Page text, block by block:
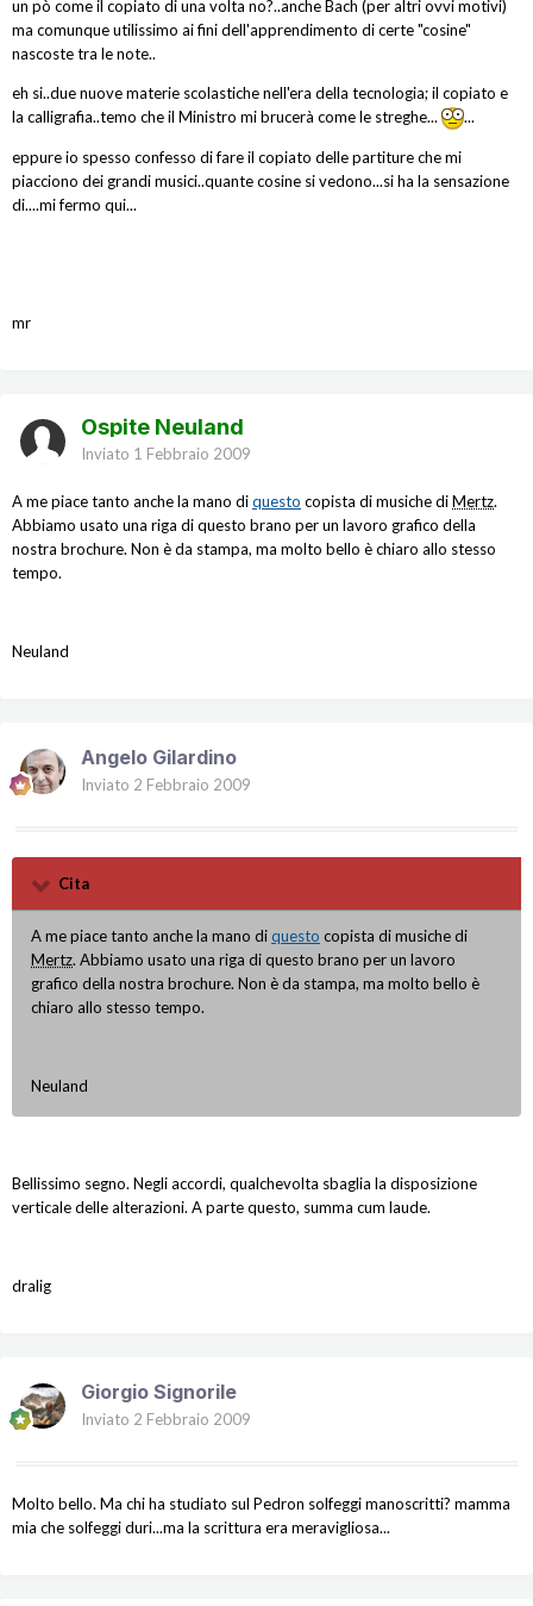
un pò come il copiato di una volta no?..anche Bach (per altri ovvi motivi)
ma comunque utilissimo ai fini dell'apprendimento di certe "cosine"
nascoste tra le note..
eh si..due nuove materie scolastiche nell'era della tecnologia; il copiato e
la calligrafia..temo che il Ministro mi brucerà come le streghe...
...
eppure io spesso confesso di fare il copiato delle partiture che mi
piacciono dei grandi musici..quante cosine si vedono...si ha la sensazione
di....mi fermo qui...
mr
Ospite Neuland
Inviato 1 Febbraio 2009
A me piace tanto anche la mano diquesto copista di musiche diMertz.
Abbiamo usato una riga di questo brano per un lavoro grafico della
nostra brochure. Non è da stampa, ma molto bello è chiaro allo stesso
tempo.
Neuland
Angelo Gilardino
Inviato 2 Febbraio 2009
Cita
A me piace tanto anche la mano diquesto copista di musiche di
Mertz. Abbiamo usato una riga di questo brano per un lavoro
grafico della nostra brochure. Non è da stampa, ma molto bello è
chiaro allo stesso tempo.
Neuland
Bellissimo segno. Negli accordi, qualchevolta sbaglia la disposizione
verticale delle alterazioni. A parte questo, summa cum laude.
dralig
Giorgio Signorile
Inviato 2 Febbraio 2009
Molto bello. Ma chi ha studiato sul Pedron solfeggi manoscritti? mamma
mia che solfeggi duri...ma la scrittura era meravigliosa...